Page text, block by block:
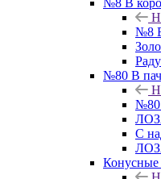
№8 В
№8
№80 В
№80
С